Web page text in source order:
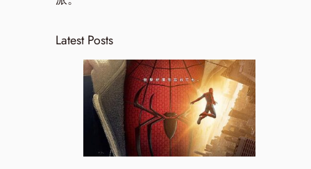
Latest Posts